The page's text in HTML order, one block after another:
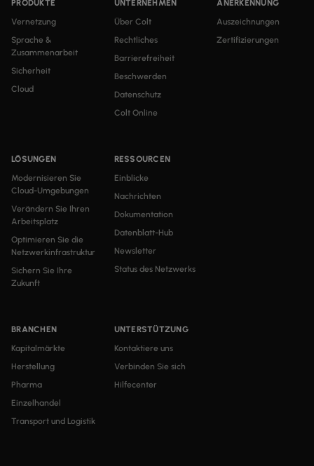
PRODUKTE
Vernetzung
Sprache &
Zusammenarbeit
Sicherheit
Cloud
LÖSUNGEN
Modernisieren Sie
Cloud-Umgebungen
Verändern Sie Ihren
Arbeitsplatz
Optimieren Sie die
Netzwerkinfrastruktur
Sichern Sie Ihre
Zukunft
BRANCHEN
Kapitalmärkte
Herstellung
Pharma
Einzelhandel
Transport und Logistik
RESSOURCEN
Einblicke
Nachrichten
Dokumentation
Datenblatt-Hub
Newsletter
Status des Netzwerks
UNTERNEHMEN
Über Colt
Rechtliches
Barrierefreiheit
Beschwerden
Datenschutz
Colt Online
UNTERSTÜTZUNG
Kontaktiere uns
Verbinden Sie sich
Hilfecenter
ANERKENNUNG
Auszeichnungen
Zertifizierungen